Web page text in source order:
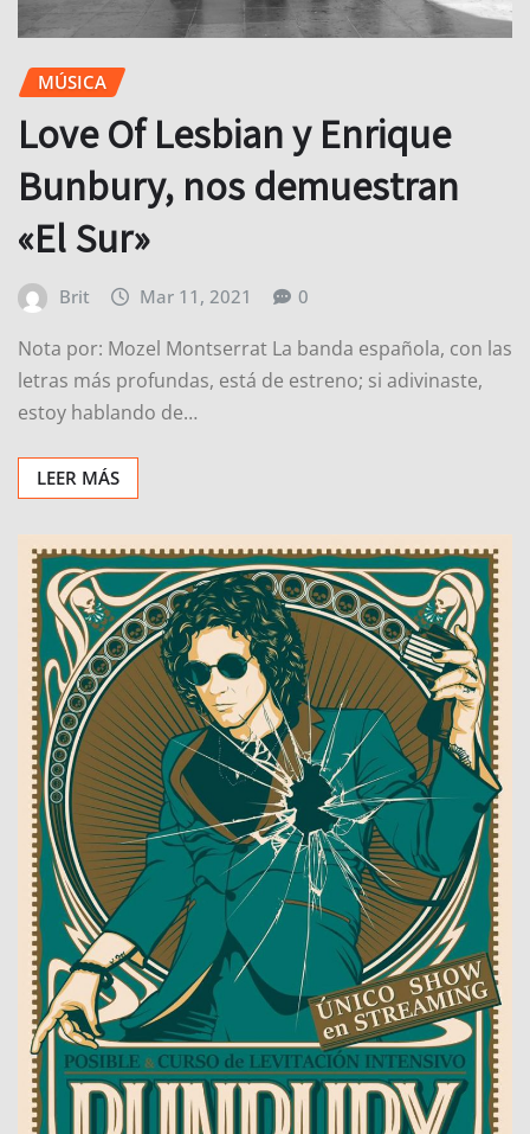
MÚSICA
Love Of Lesbian y Enrique
Bunbury, nos demuestran
«El Sur»
Brit Mar 11, 2021 0
Nota por: Mozel Montserrat La banda española, con las
letras más profundas, está de estreno; si adivinaste,
estoy hablando de…
LEER MÁS